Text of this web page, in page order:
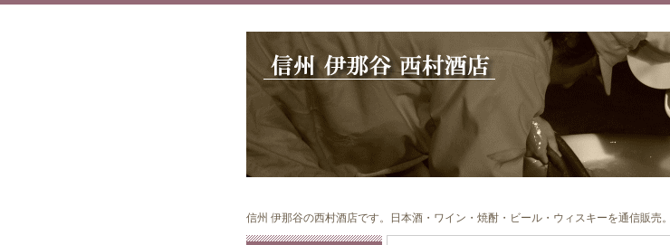
信州 伊那谷の西村酒店です。日本酒・ワイン・焼酎・ビール・ウィスキーを通信販売。